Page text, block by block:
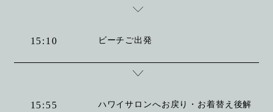
15:10 ビーチご出発
15:55
ハワイサロンへお戻り・お着替え後解